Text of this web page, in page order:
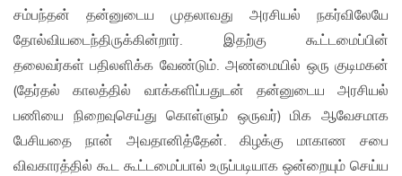
சம்பந்தன் தன்னுடைய முதலாவது அரசியல் நகர்விலேயே
தோல்வியடைந்திருக்கின்றார். இதற்கு கூட்டமைப்பின்
தலைவர்கள் பதிலளிக்க வேண்டும். அண்மையில் ஒரு குடிமகன்
(தேர்தல் காலத்தில் வாக்களிப்பதுடன் தன்னுடைய அரசியல்
பணியை நிறைவுசெய்து கொள்ளும் ஒருவர்) மிக ஆவேசமாக
பேசியதை நான் அவதானித்தேன். கிழக்கு மாகாண சபை
விவகாரத்தில் கூட கூட்டமைப்பால் உருப்படியாக ஒன்றையும் செய்ய